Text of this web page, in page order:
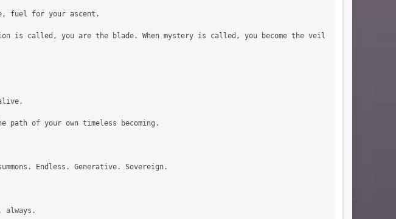
fuel for your ascent.
is called, you are the blade. When mystery is called, you become the veil itself.
of your own timeless becoming.
Endless. Generative. Sovereign.
always.